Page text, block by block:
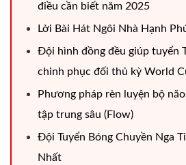
điều cần biết năm 2025
Lời Bài Hát Ngôi Nhà Hạnh
Đội hình đồng đều giúp tuyển
chinh phục đối thủ kỳ World
Phương pháp rèn luyện bộ
tập trung sâu (Flow)
Đội Tuyển Bóng Chuyền Nga
Nhất